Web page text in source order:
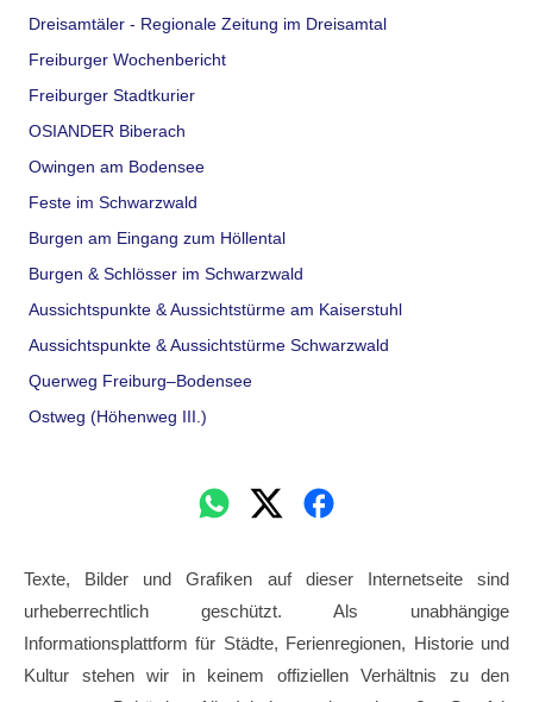
Dreisamtäler - Regionale Zeitung im Dreisamtal
Freiburger Wochenbericht
Freiburger Stadtkurier
OSIANDER Biberach
Owingen am Bodensee
Feste im Schwarzwald
Burgen am Eingang zum Höllental
Burgen & Schlösser im Schwarzwald
Aussichtspunkte & Aussichtstürme am Kaiserstuhl
Aussichtspunkte & Aussichtstürme Schwarzwald
Querweg Freiburg–Bodensee
Ostweg (Höhenweg III.)
Texte, Bilder und Grafiken auf dieser Internetseite sind
urheberrechtlich geschützt. Als unabhängige
Informationsplattform für Städte, Ferienregionen, Historie und
Kultur stehen wir in keinem offiziellen Verhältnis zu den